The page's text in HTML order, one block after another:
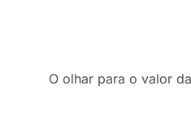
O olhar para o valor